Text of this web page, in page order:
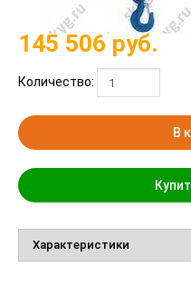
145 506руб.
Количество:
В
Характеристики